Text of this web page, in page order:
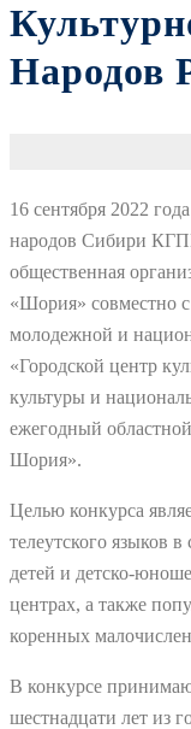
Народов
16 сентября 2022
народов Сибири
общественная
«Шория» совместно
молодежной и
«Городской центр
культуры и
ежегодный
Шория».
Целью конкурса
телеутского языков
детей и детско-
центрах, а также
коренных
В конкурсе
шестнадцати лет из